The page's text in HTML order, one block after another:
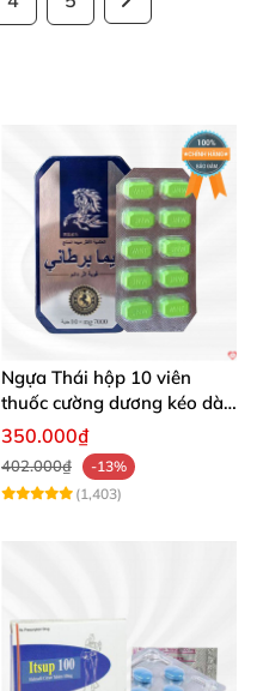
Ngựa Thái hộp 10 viên
thuốc cường dương kéo dài
cực mạnh
350.000₫
402.000₫
-13%
(1,403)